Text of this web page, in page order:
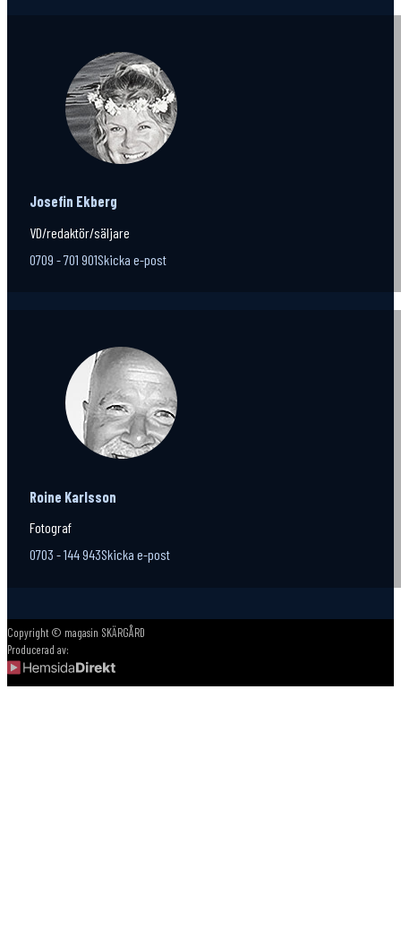
Josefin Ekberg
VD/redaktör/säljare
0709 - 701 901Skicka e-post
Roine Karlsson
Fotograf
0703 - 144 943Skicka e-post
Copyright © magasin SKÄRGÅRD
Producerad av: